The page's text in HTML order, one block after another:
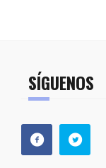
SÍGUENOS